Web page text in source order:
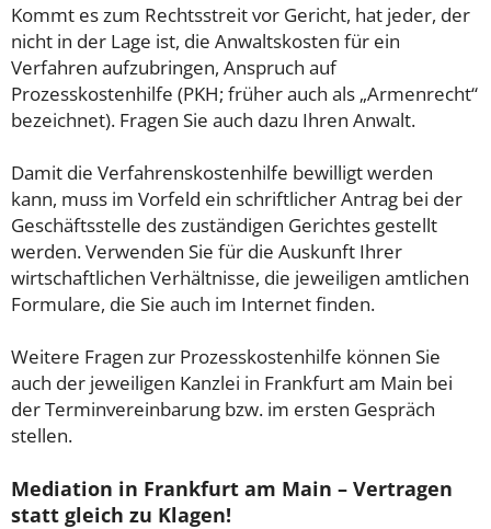
Kommt es zum Rechtsstreit vor Gericht, hat jeder, der
nicht in der Lage ist, die Anwaltskosten für ein
Verfahren aufzubringen, Anspruch auf
Prozesskostenhilfe (PKH; früher auch als „Armenrecht“
bezeichnet). Fragen Sie auch dazu Ihren Anwalt.
Damit die Verfahrenskostenhilfe bewilligt werden
kann, muss im Vorfeld ein schriftlicher Antrag bei der
Geschäftsstelle des zuständigen Gerichtes gestellt
werden. Verwenden Sie für die Auskunft Ihrer
wirtschaftlichen Verhältnisse, die jeweiligen amtlichen
Formulare, die Sie auch im Internet finden.
Weitere Fragen zur Prozesskostenhilfe können Sie
auch der jeweiligen Kanzlei in Frankfurt am Main bei
der Terminvereinbarung bzw. im ersten Gespräch
stellen.
Mediation in Frankfurt am Main – Vertragen
statt gleich zu Klagen!